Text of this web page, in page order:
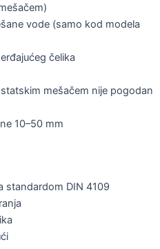
vode (samo kod modela
čelika
mešačem nije pogodan
10–50 mm
standardom DIN 4109